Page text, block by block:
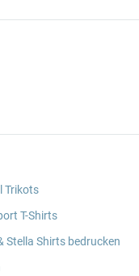
Trikots
T-Shirts
Stella Shirts bedrucken